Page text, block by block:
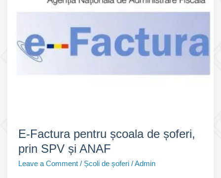
E-Factura pentru școala de șoferi,
prin SPV și ANAF
Leave a Comment / Școli de șoferi /Admin